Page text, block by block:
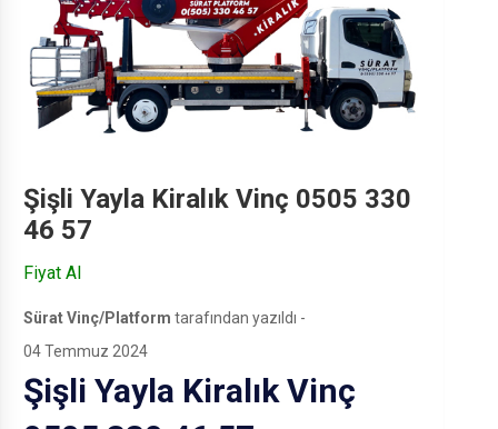
Şişli Yayla Kiralık Vinç 0505 330
46 57
Fiyat Al
Sürat Vinç/Platform tarafından yazıldı -
04 Temmuz 2024
Şişli Yayla Kiralık Vinç